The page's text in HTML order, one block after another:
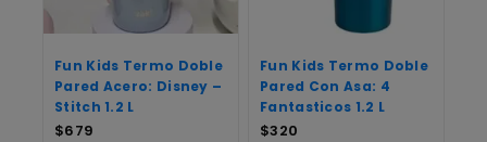
Fun Kids Termo Doble
Pared Acero: Disney –
Stitch 1.2 L
$679
Fun Kids Termo Doble
Pared Con Asa: 4
Fantasticos 1.2 L
$320